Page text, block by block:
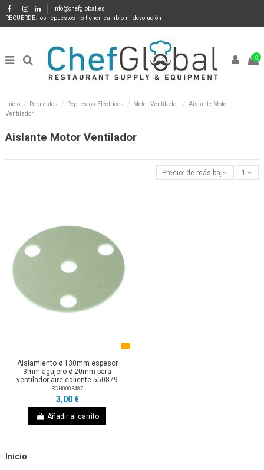
info@chefglobal.es
RECUERDE: los repuestos no tienen cambio ni devolución
0
Inicio Repuestos Repuestos Eléctricos Motor Ventilador
Aislante Motor
Ventilador
Aislante Motor Ventilador
Precio: de más bajo a más alto
1
Aislamiento ø 130mm espesor
3mm agujero ø 20mm para
ventilador aire caliente 550879
RCH0003487
3,00 €
Añadir al carrito
Inicio